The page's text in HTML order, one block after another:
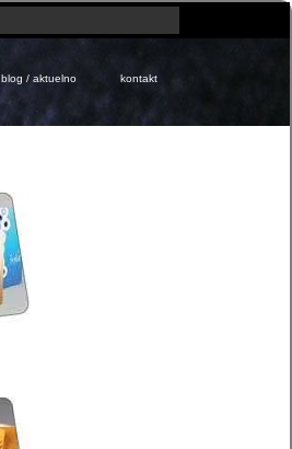
blog / aktuelno kontakt